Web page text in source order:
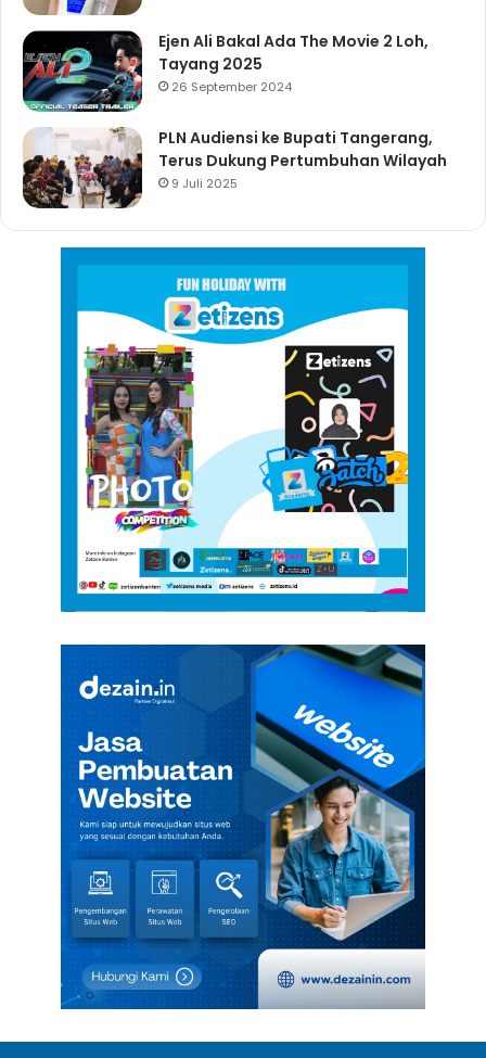
Ejen Ali Bakal Ada The Movie 2 Loh,
Tayang 2025
26 September 2024
PLN Audiensi ke Bupati Tangerang,
Terus Dukung Pertumbuhan Wilayah
9 Juli 2025